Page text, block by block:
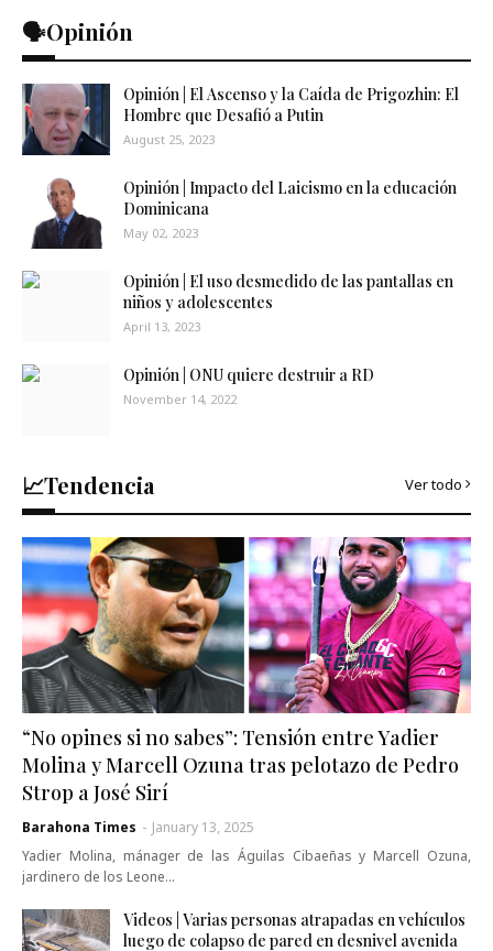
🗣️Opinión
Opinión | El Ascenso y la Caída de Prigozhin: El
Hombre que Desafió a Putin
August 25, 2023
Opinión | Impacto del Laicismo en la educación
Dominicana
May 02, 2023
Opinión | El uso desmedido de las pantallas en
niños y adolescentes
April 13, 2023
Opinión | ONU quiere destruir a RD
November 14, 2022
📈Tendencia Ver todo
“No opines si no sabes”: Tensión entre Yadier
Molina y Marcell Ozuna tras pelotazo de Pedro
Strop a José Sirí
Barahona Times - January 13, 2025
Yadier Molina, mánager de las Águilas Cibaeñas y Marcell Ozuna,
jardinero de los Leone…
Videos | Varias personas atrapadas en vehículos
luego de colapso de pared en desnivel avenida